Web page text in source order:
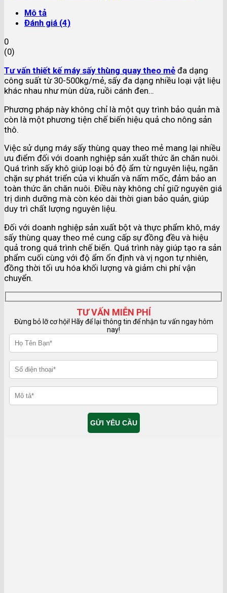
Mô tả
Đánh giá (4)
0
(0)
Tư vấn thiết kế máy sấy thùng quay theo mẻ đa dạng
công suất từ 30-500kg/mẻ, sấy đa dạng nhiều loại vật liệu
khác nhau như mùn dừa, ruồi cánh đen…
Phương pháp này không chỉ là một quy trình bảo quản mà
còn là một phương tiện chế biến hiệu quả cho nông sản
thô.
Việc sử dụng máy sấy thùng quay theo mẻ mang lại nhiều
ưu điểm đối với doanh nghiệp sản xuất thức ăn chăn nuôi.
Quá trình sấy khô giúp loại bỏ độ ẩm từ nguyên liệu, ngăn
chặn sự phát triển của vi khuẩn và nấm mốc, đảm bảo an
toàn thức ăn chăn nuôi. Điều này không chỉ giữ nguyên giá
trị dinh dưỡng mà còn kéo dài thời gian bảo quản, giúp
duy trì chất lượng nguyên liệu.
Đối với doanh nghiệp sản xuất bột và thực phẩm khô, máy
sấy thùng quay theo mẻ cung cấp sự đồng đều và hiệu
quả trong quá trình chế biến. Quá trình này giúp tạo ra sản
phẩm cuối cùng với độ ẩm ổn định và vị ngon tự nhiên,
đồng thời tối ưu hóa khối lượng và giảm chi phí vận
chuyển.
TƯ VẤN MIỄN PHÍ
Đừng bỏ lỡ cơ hội! Hãy để lại thông tin để nhận tư vấn ngay hôm
nay!